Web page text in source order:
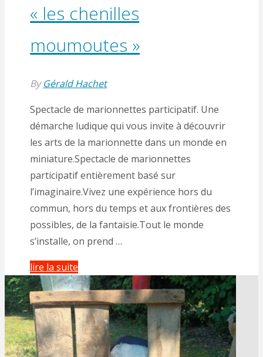
« les chenilles
moumoutes »
By Gérald Hachet
Spectacle de marionnettes participatif. Une
démarche ludique qui vous invite à découvrir
les arts de la marionnette dans un monde en
miniature.Spectacle de marionnettes
participatif entièrement basé sur
l’imaginaire.Vivez une expérience hors du
commun, hors du temps et aux frontières des
possibles, de la fantaisie.Tout le monde
s’installe, on prend …
lire la suite
de
marionnettes
participatif
« les
chenilles